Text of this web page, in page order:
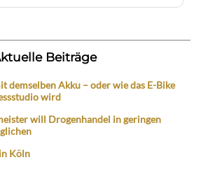
Beiträge
demselben Akku – oder wie das E-Bike
wird
will Drogenhandel in geringen
Köln